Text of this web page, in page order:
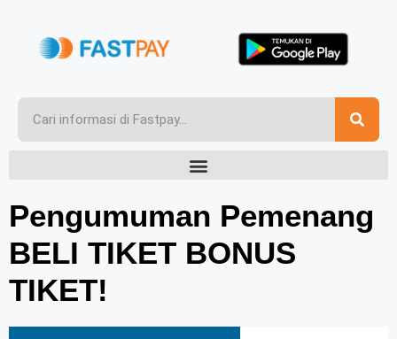
Pengumuman Pemenang
BELI TIKET BONUS
TIKET!